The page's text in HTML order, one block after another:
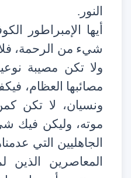
النور.
أيها الإمبراطور
شيء من الرحمة، فلا
ولا تكن مصيبة
مصائبها العظام،
ونسيان، لا تكن
موته، وليكن فيك
الجاهليين التي
المعاصرين